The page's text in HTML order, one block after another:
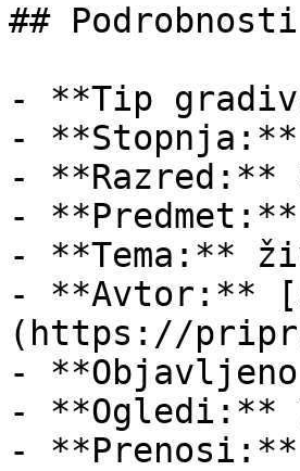
## Podrobnosti
- **Tip
- **Stopnja:**
- **Razred:**
-
- **Tema:**
- **Avtor:**
(https://
-
- **Ogledi:**
- **Prenosi:**